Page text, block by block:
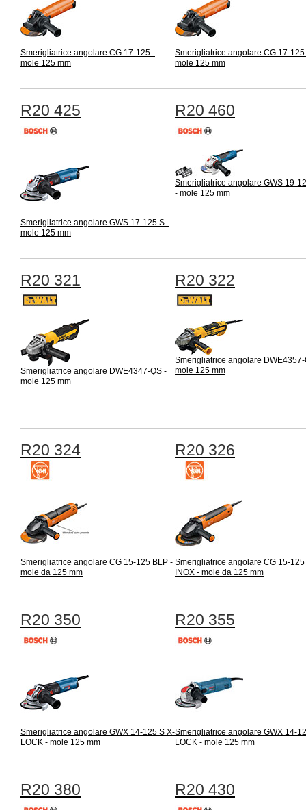
Smerigliatrice angolare CG 17-125 -
mole 125 mm
Smerigliatrice angolare CG 17-
mole 125 mm
R20 425
Smerigliatrice angolare GWS 17-125 S -
mole 125 mm
R20 460
Smerigliatrice angolare GWS 19-
- mole 125 mm
R20 321
Smerigliatrice angolare DWE4347-QS -
mole 125 mm
R20 322
Smerigliatrice angolare DWE4357-
mole 125 mm
R20 324
Smerigliatrice angolare CG 15-125 BLP -
mole da 125 mm
R20 326
Smerigliatrice angolare CG 15-125
INOX - mole da 125 mm
R20 350
Smerigliatrice angolare GWX 14-125 S X-
LOCK - mole 125 mm
R20 355
Smerigliatrice angolare GWX 14-
LOCK - mole 125 mm
R20 380 R20 430